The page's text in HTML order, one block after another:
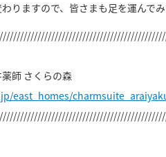
りますので、皆さまも足を運んで
師 さくらの森
east_homes/